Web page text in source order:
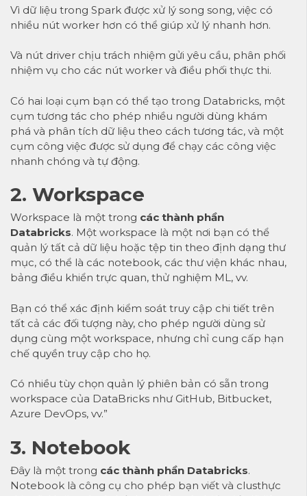
Vì dữ liệu trong Spark được xử lý song song, việc có
nhiều nút worker hơn có thể giúp xử lý nhanh hơn.
Và nút driver chịu trách nhiệm gửi yêu cầu, phân phối
nhiệm vụ cho các nút worker và điều phối thực thi.
Có hai loại cụm bạn có thể tạo trong Databricks, một
cụm tương tác cho phép nhiều người dùng khám
phá và phân tích dữ liệu theo cách tương tác, và một
cụm công việc được sử dụng để chạy các công việc
nhanh chóng và tự động.
2. Workspace
Workspace là một trong các thành phần
Databricks. Một workspace là một nơi bạn có thể
quản lý tất cả dữ liệu hoặc tệp tin theo định dạng thư
mục, có thể là các notebook, các thư viện khác nhau,
bảng điều khiển trực quan, thử nghiệm ML, vv.
Bạn có thể xác định kiểm soát truy cập chi tiết trên
tất cả các đối tượng này, cho phép người dùng sử
dụng cùng một workspace, nhưng chỉ cung cấp hạn
chế quyền truy cập cho họ.
Có nhiều tùy chọn quản lý phiên bản có sẵn trong
workspace của DataBricks như GitHub, Bitbucket,
Azure DevOps, vv.”
3. Notebook
Đây là một trong các thành phần Databricks.
Notebook là công cụ cho phép bạn viết và clusthực